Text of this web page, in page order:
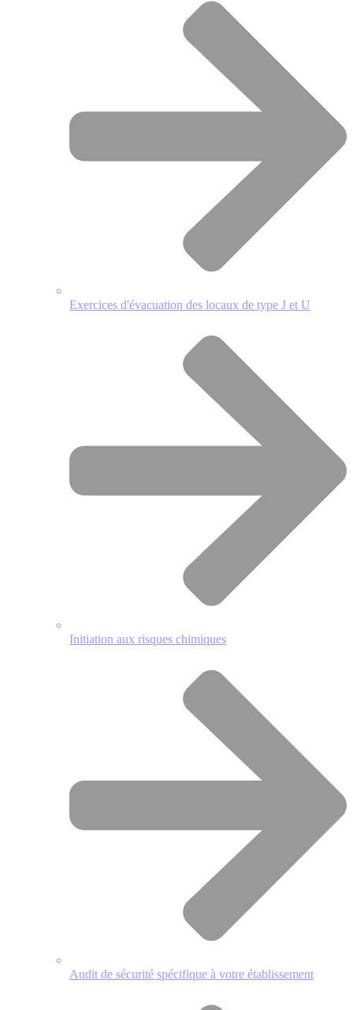
Exercices d'évacuation des locaux de type J et U
Initiation aux risques chimiques
Audit de sécurité spécifique à votre établissement